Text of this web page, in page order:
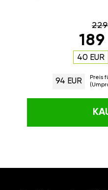
189
40 EUR
94 EUR
Preis